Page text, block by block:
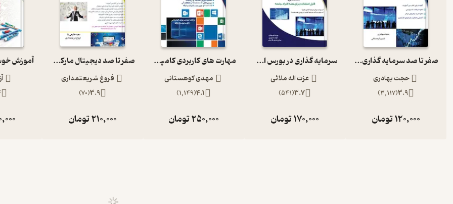
صفر تا صد سرمایه گذاری در بورس
حجت بهادری
3.9
(
3,117
)
120,000تومان
سرمایه گذاری در بورس اوراق بهادار
عزت اله ملائی
3.7
(
541
)
170,000تومان
مهارت های کاربردی کامپیوتر2019 ICDL سطح یک
مهدی کوهستانی
4.1
(
1,149
)
250,000تومان
صفر تا صد دیجیتال مارکتینگ
فروغ شریعتمداری
3.9
(
70
)
210,000تومان